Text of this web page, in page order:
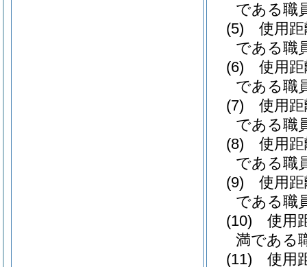
である職
(5)
使用
である職
(6)
使用
である職
(7)
使用
である職
(8)
使用
である職
(9)
使用
である職
(10)
使用
満である
(11)
使用